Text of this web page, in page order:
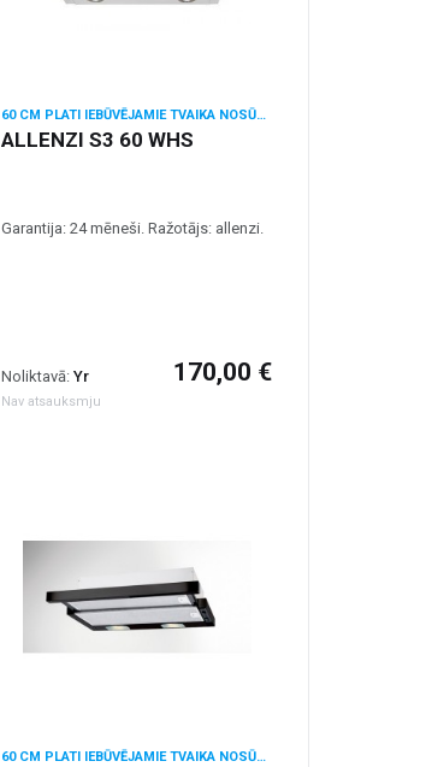
60 CM PLATI IEBŪVĒJAMIE TVAIKA NOSŪCĒJI
ALLENZI S3 60 WHS
Garantija: 24 mēneši. Ražotājs: allenzi.
Noliktavā:Yr
Nav atsauksmju
170,00 €
60 CM PLATI IEBŪVĒJAMIE TVAIKA NOSŪCĒJI